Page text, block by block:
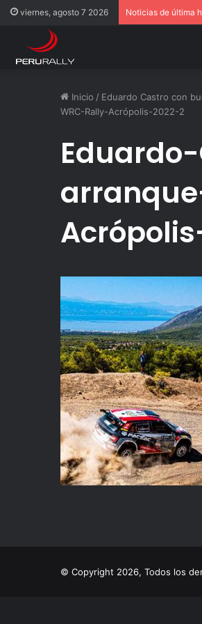
viernes, agosto 7 2026 Noticias de última
Inicio / Eduardo Castro con
WRC-Rally-Acrópolis-2022-2
© Copyright 2026, Todos los